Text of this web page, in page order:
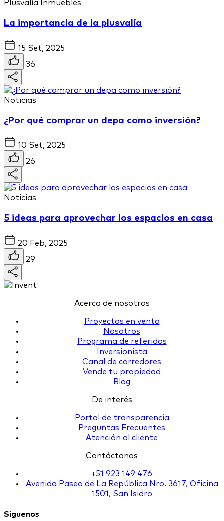
Plusvalía Inmuebles
La importancia de la plusvalía
15 Set, 2025
36
Noticias
¿Por qué comprar un depa como inversión?
10 Set, 2025
26
Noticias
5 ideas para aprovechar los espacios en casa
20 Feb, 2025
29
Acerca de nosotros
Proyectos en venta
Nosotros
Programa de referidos
Inversionista
Canal de corredores
Vende tu propiedad
Blog
De interés
Portal de transparencia
Preguntas Frecuentes
Atención al cliente
Contáctanos
+51 923 149 476
Avenida Paseo de La República Nro. 3617, Oficina
1501, San Isidro
Síguenos